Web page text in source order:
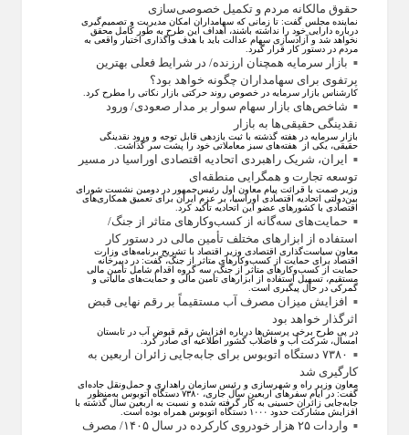
حقوق مالکانه مردم و تکمیل خصوصی‌سازی
نماینده مجلس گفت: تا زمانی که سهامداران امکان مدیریت و تصمیم‌گیری
درباره دارایی خود را نداشته باشند، اهداف این طرح به طور کامل محقق
نخواهد شد و آزادسازی سهام عدالت باید با هدف واگذاری اختیار واقعی به
مردم در دستور کار قرار گیرد.
بازار سرمایه همچنان ارزنده/ در شرایط فعلی بهترین
پرتفوی برای سهامداران چگونه خواهد بود؟
کارشناس بازار سرمایه در خصوص روند حرکتی بازار نکاتی را مطرح کرد.
شاخص‌های بازار سهام سوار بر مدار صعودی/ ورود
نقدینگی حقیقی‌ها به بازار
بازار سرمایه در هفته گذشته با ثبت بازدهی قابل توجه و ورود نقدینگی
حقیقی، یکی از هفته‌های سبز معاملاتی خود را پشت سر گذاشت.
ایران، شریک راهبردی اتحادیه اقتصادی اوراسیا در مسیر
توسعه تجارت و همگرایی منطقه‌ای
وزیر صمت با قرائت پیام معاون اول رئیس‌جمهور در دومین نشست شورای
بین‌دولتی اتحادیه اقتصادی اوراسیا، بر عزم ایران برای تعمیق همکاری‌های
اقتصادی با کشورهای عضو این اتحادیه تأکید کرد.
حمایت‌های سه‌گانه از کسب‌وکارهای متاثر از جنگ/
استفاده از ابزارهای مختلف تأمین مالی در دستور کار
معاون سیاست‌گذاری اقتصادی وزیر اقتصاد با تشریح برنامه‌های وزارت
اقتصاد برای حمایت از کسب‌وکار‌های متاثر از جنگ، گفت: در دبیرخانه
حمایت از کسب‌وکار‌های متاثر از جنگ، سه گروه اقدام شامل تأمین مالی
مستقیم، تسهیل استفاده از ابزار‌های تأمین مالی و حمایت‌های مالیاتی و
گمرکی در حال پیگیری است.
افزایش میزان مصرف آب مستقیماً بر رقم نهایی قبض
اثرگذار خواهد بود
در پی طرح برخی پرسش‌ها درباره افزایش رقم قبوض آب در تابستان
امسال، شرکت آب و فاضلاب کشور اطلاعیه ای صادر کرد.
۷۳۸۰ دستگاه اتوبوس برای جابه‌جایی زائران اربعین به
کارگیری شد
معاون وزیر راه و شهرسازی و رئیس سازمان راهداری و حمل‌ونقل جاده‌ای
گفت: در ایام سفرهای اربعین سال جاری، ۷۳۸۰ دستگاه اتوبوس به‌منظور
جابه‌جایی زائران حسینی به‌ کار گرفته شده و نسبت به اربعین سال گذشته با
افزایش مشارکت حدود ۱۰۰۰ دستگاه اتوبوس همراه بوده است.
واردات ۲۵ هزار خودروی کارکرده در سال ۱۴۰۵/ مصرف